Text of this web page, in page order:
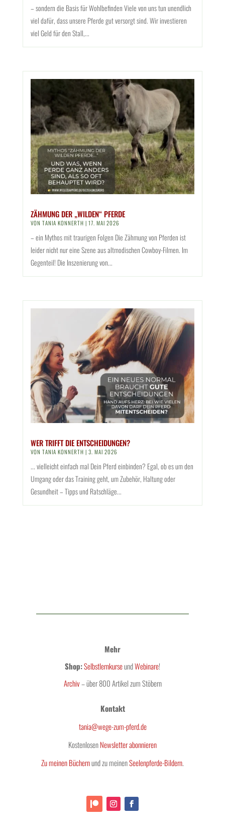
– sondern die Basis für Wohlbefinden Viele von uns tun unendlich
viel dafür, dass unsere Pferde gut versorgt sind. Wir investieren
viel Geld für den Stall,...
ZÄHMUNG DER „WILDEN“ PFERDE
VON TANIA KONNERTH | 17. MAI 2026
– ein Mythos mit traurigen Folgen Die Zähmung von Pferden ist
leider nicht nur eine Szene aus altmodischen Cowboy-Filmen. Im
Gegenteil! Die Inszenierung von...
WER TRIFFT DIE ENTSCHEIDUNGEN?
VON TANIA KONNERTH | 3. MAI 2026
... vielleicht einfach mal Dein Pferd einbinden? Egal, ob es um den
Umgang oder das Training geht, um Zubehör, Haltung oder
Gesundheit – Tipps und Ratschläge...
Mehr
Shop:SelbstlernkurseundWebinare!
Archiv– über 800 Artikel zum Stöbern
Kontakt
tania@wege-zum-pferd.de
KostenlosenNewsletter abonnieren
Zu meinen Büchernund zu meinenSeelenpferde-Bildern.